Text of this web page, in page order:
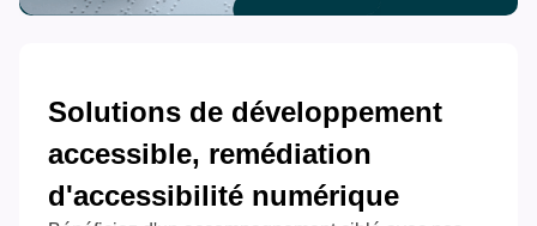
Solutions de développement
accessible, remédiation
d'accessibilité numérique